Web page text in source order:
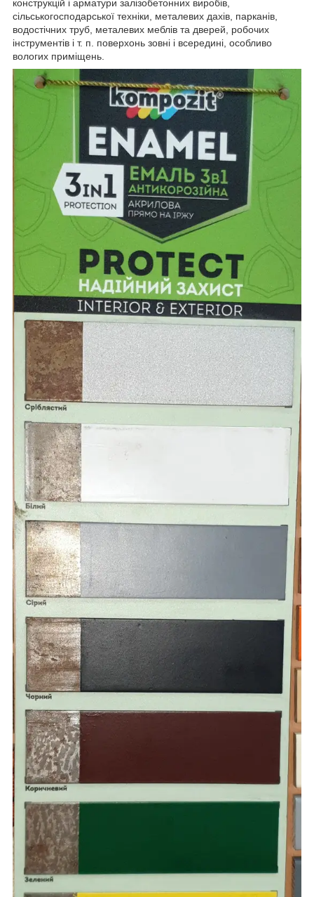
конструкцій і арматури залізобетонних виробів,
сільськогосподарської техніки, металевих дахів, парканів,
водостічних труб, металевих меблів та дверей, робочих
інструментів і т. п. поверхонь зовні і всередині, особливо
вологих приміщень.